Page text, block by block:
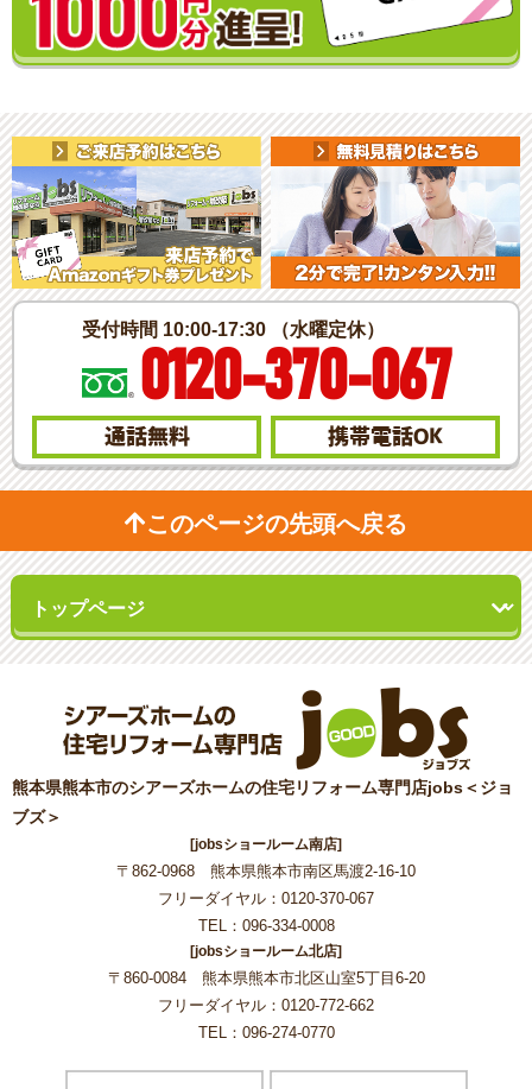
受付時間 10:00-17:30 （水曜定休）
0120-370-067
通話無料 携帯電話OK
このページの先頭へ戻る
熊本県熊本市のシアーズホームの住宅リフォーム専門店jobs＜ジョ
ブズ＞
[jobsショールーム南店]
〒862-0968 熊本県熊本市南区馬渡2-16-10
フリーダイヤル：0120-370-067
TEL：096-334-0008
[jobsショールーム北店]
〒860-0084 熊本県熊本市北区山室5丁目6-20
フリーダイヤル：0120-772-662
TEL：096-274-0770